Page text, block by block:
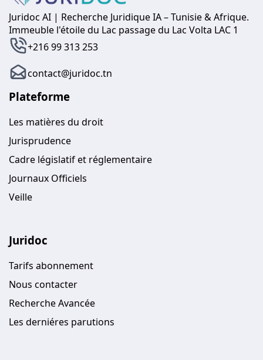
Juridoc AI | Recherche Juridique IA – Tunisie & Afrique.
Immeuble l'étoile du Lac passage du Lac Volta LAC 1
+216 99 313 253
contact@juridoc.tn
Plateforme
Les matières du droit
Jurisprudence
Cadre législatif et réglementaire
Journaux Officiels
Veille
Juridoc
Tarifs abonnement
Nous contacter
Recherche Avancée
Les derniéres parutions